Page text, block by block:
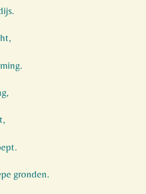
gronden.